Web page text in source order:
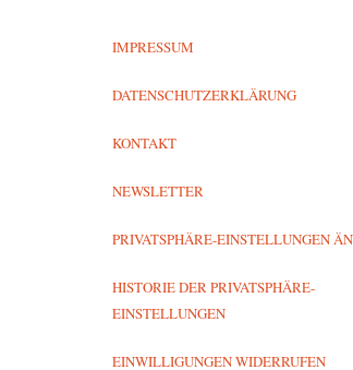
IMPRESSUM
DATENSCHUTZERKLÄRUNG
KONTAKT
NEWSLETTER
PRIVATSPHÄRE-EINSTELLUNGEN
HISTORIE DER PRIVATSPHÄRE-
EINSTELLUNGEN
EINWILLIGUNGEN WIDERRUFEN